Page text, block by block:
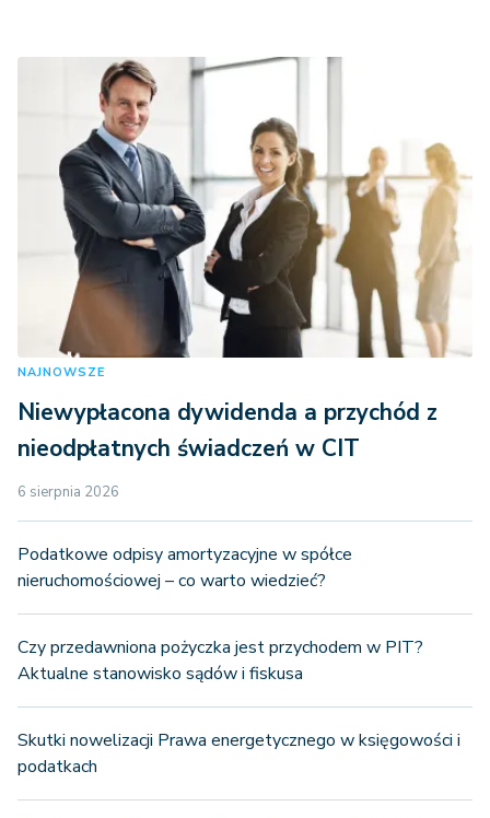
NAJNOWSZE
Niewypłacona dywidenda a przychód z
nieodpłatnych świadczeń w CIT
6 sierpnia 2026
Podatkowe odpisy amortyzacyjne w spółce
nieruchomościowej – co warto wiedzieć?
Czy przedawniona pożyczka jest przychodem w PIT?
Aktualne stanowisko sądów i fiskusa
Skutki nowelizacji Prawa energetycznego w księgowości i
podatkach